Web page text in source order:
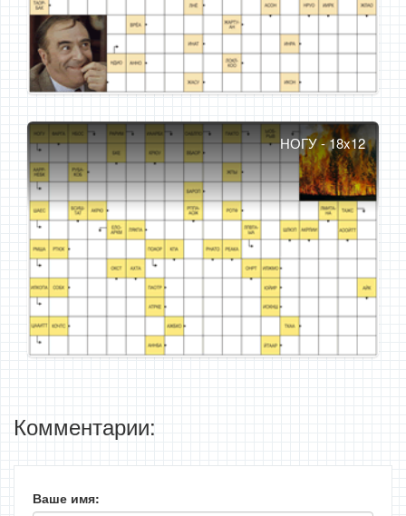
НОГУ - 18x12
Комментарии:
Ваше имя: